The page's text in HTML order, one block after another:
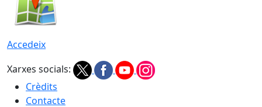
Accedeix
Xarxes socials:
Crèdits
Contacte